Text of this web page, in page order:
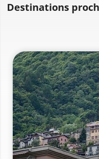
Destinations